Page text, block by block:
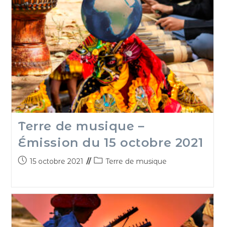
Terre de musique –
Émission du 15 octobre 2021
15 octobre 2021 Terre de musique